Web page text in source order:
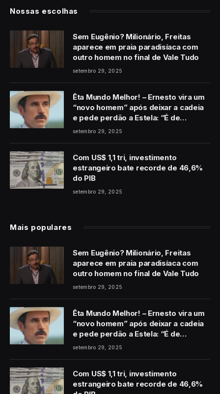
Nossas escolhas
Sem Eugênio? Milionário, Freitas
aparece em praia paradisíaca com
outro homem no final de Vale Tudo
setembro 29, 2025
Êta Mundo Melhor! – Ernesto vira um
“novo homem” após deixar a cadeia
e pede perdão a Estela: “É de
coração”
setembro 29, 2025
Com US$ 1,1 tri, investimento
estrangeiro bate recorde de 46,6%
do PIB
setembro 29, 2025
Mais populares
Sem Eugênio? Milionário, Freitas
aparece em praia paradisíaca com
outro homem no final de Vale Tudo
setembro 29, 2025
Êta Mundo Melhor! – Ernesto vira um
“novo homem” após deixar a cadeia
e pede perdão a Estela: “É de
coração”
setembro 29, 2025
Com US$ 1,1 tri, investimento
estrangeiro bate recorde de 46,6%